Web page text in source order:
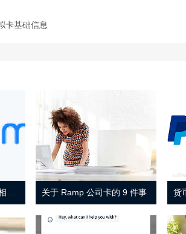
卡基础信息
关于 Ramp 公司卡的 9 件事 货